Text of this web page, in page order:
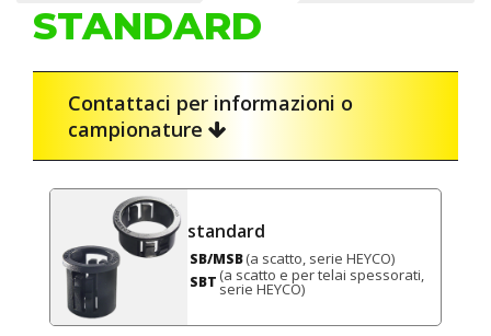
STANDARD
Contattaci per informazioni o
campionature
standard
SB/MSB (a scatto, serie HEYCO)
SBT (a scatto e per telai spessorati,
serie HEYCO)